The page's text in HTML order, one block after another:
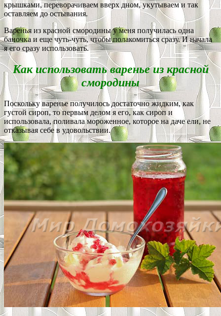
крышками, переворачиваем вверх дном, укутываем и так
оставляем до остывания.
Варенья из красной смородины у меня получилась одна
баночка и еще чуть-чуть, чтобы полакомиться сразу. И начала
я его сразу использовать.
Как использовать варенье из красной
смородины
Поскольку варенье получилось достаточно жидким, как
густой сироп, то первым делом я его, как сироп и
использовала, поливала мороженное, которое на даче ели, не
отказывая себе в удовольствии.